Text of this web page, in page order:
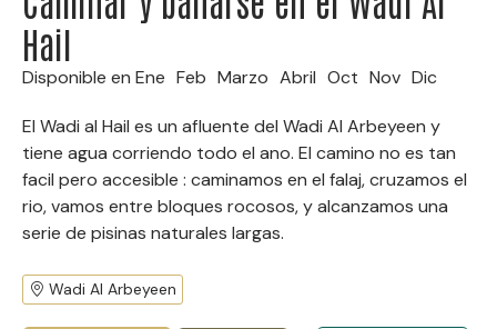
Hail
Disponible en Ene Feb Marzo Abril Oct Nov Dic
El Wadi al Hail es un afluente del Wadi Al Arbeyeen y
tiene agua corriendo todo el ano. El camino no es tan
facil pero accesible : caminamos en el falaj, cruzamos el
rio, vamos entre bloques rocosos, y alcanzamos una
serie de pisinas naturales largas.
Wadi Al Arbeyeen